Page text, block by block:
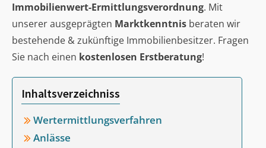
Immobilienwert-Ermittlungsverordnung. Mit
unserer ausgeprägten Marktkenntnis beraten wir
bestehende & zukünftige Immobilienbesitzer. Fragen
Sie nach einen kostenlosen Erstberatung!
Inhaltsverzeichniss
Wertermittlungsverfahren
Anlässe